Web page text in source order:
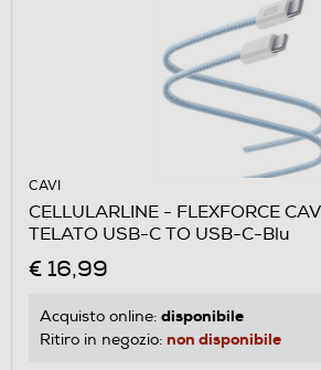
CAVI
CELLULARLINE - FLEXFORCE
TELATO USB-C TO USB-C-Blu
€ 16,99
Acquisto online: disponibile
Ritiro in negozio: non disponibile